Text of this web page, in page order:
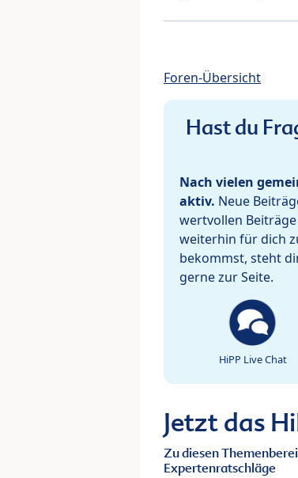
Foren-Übersicht
Hast du
Nach vielen
aktiv. Neue
wertvollen
weiterhin für dich
bekommst, steht
gerne zur Seite.
HiPP Live Chat
Jetzt das
Zu diesen
Expertenratschläge